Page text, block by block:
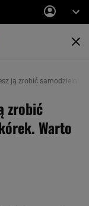
ją zrobić samodzielnie
zrobić
Warto